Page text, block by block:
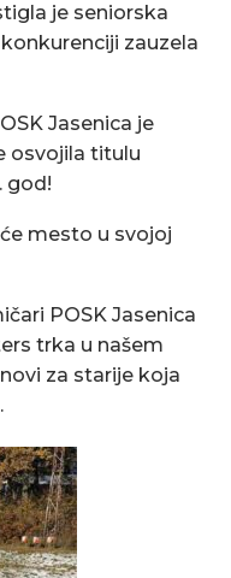
je seniorska
zauzela
Jasenica je
osvojila titulu
god!
mesto u svojoj
POSK Jasenica
trka u našem
za starije koja